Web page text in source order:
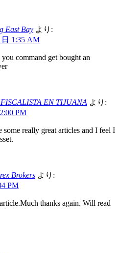
East Bay より:
日 1:35 AM
you command get bought an
EN TIJUANA より:
PM
some really great articles and I feel I
Brokers より:
PM
thanks again. Will read